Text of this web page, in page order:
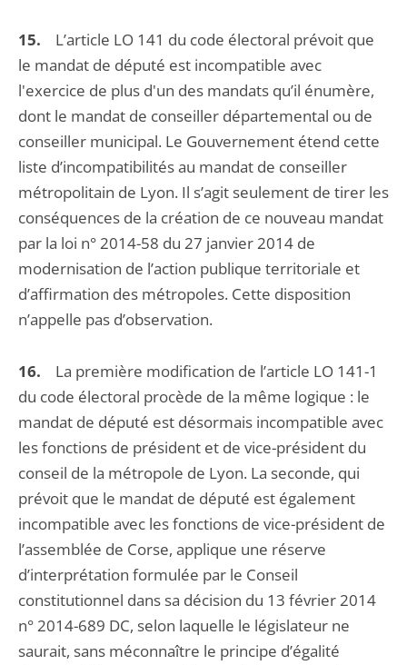
15. L’article LO 141 du code électoral prévoit que
le mandat de député est incompatible avec
l'exercice de plus d'un des mandats qu’il énumère,
dont le mandat de conseiller départemental ou de
conseiller municipal. Le Gouvernement étend cette
liste d’incompatibilités au mandat de conseiller
métropolitain de Lyon. Il s’agit seulement de tirer les
conséquences de la création de ce nouveau mandat
par la loi n° 2014-58 du 27 janvier 2014 de
modernisation de l’action publique territoriale et
d’affirmation des métropoles. Cette disposition
n’appelle pas d’observation.
16.
La première modification de l’article LO 141-1
du code électoral procède de la même logique : le
mandat de député est désormais incompatible avec
les fonctions de président et de vice-président du
conseil de la métropole de Lyon. La seconde, qui
prévoit que le mandat de député est également
incompatible avec les fonctions de vice-président de
l’assemblée de Corse, applique une réserve
d’interprétation formulée par le Conseil
constitutionnel dans sa décision du 13 février 2014
n° 2014-689 DC, selon laquelle le législateur ne
saurait, sans méconnaître le principe d’égalité